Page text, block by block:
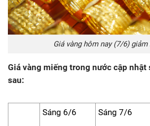
Giá vàng hôm nay (7/6) giảm
Giá vàng miếng trong nước cập nhật
sau:
Sáng 6/6 Sáng 7/6